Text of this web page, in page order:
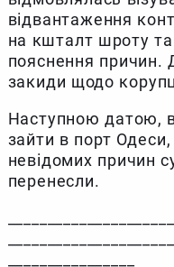
відвантаження
на кшталт шроту та
пояснення
закиди щодо
Наступною датою,
зайти в порт
невідомих причин
перенесли.